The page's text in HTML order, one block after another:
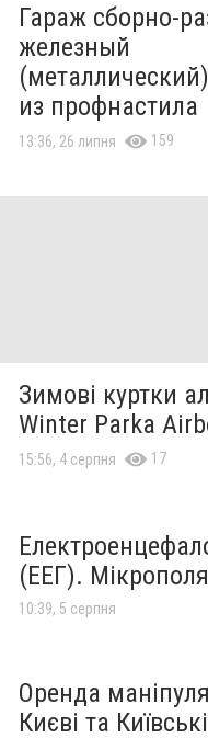
Гараж сборно-
железный
из профнастила
13:36, 26 липня 159
Зимові куртки
Winter Parka
15:56, 4 серпня 17
(ЕЕГ).
10:39, 5 серпня
Оренда
Києві та